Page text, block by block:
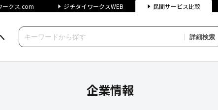
ークス.com ジチタイワークスWEB 民間サービス比較
詳細検索
企業情報